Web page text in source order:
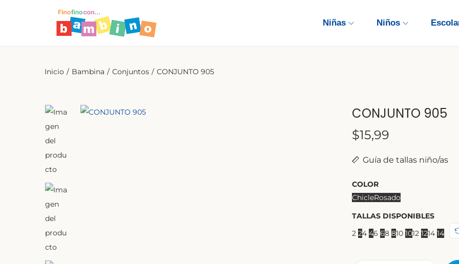
Niñas Niños
Inicio / Bambina / Conjuntos / CONJUNTO 905
CONJUNTO 905
$15,99
Guía de tallas niño/as
COLOR
ChicleRosado
TALLAS DISPONIBLES
2 24 46 68 810 1012 1214 14